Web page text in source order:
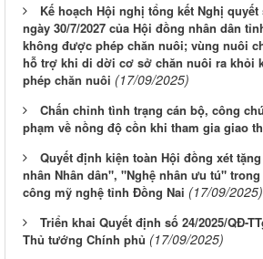
Kế hoạch Hội nghị tổng kết Nghị quyết
ngày 30/7/2027 của Hội đồng nhân dân
không được phép chăn nuôi; vùng nuôi
hỗ trợ khi di dời cơ sở chăn nuôi ra khỏi
phép chăn nuôi (17/09/2025)
Chấn chỉnh tình trạng cán bộ, công
phạm về nồng độ cồn khi tham gia giao
Quyết định kiện toàn Hội đồng xét
nhân Nhân dân", "Nghệ nhân ưu tú"
công mỹ nghệ tỉnh Đồng Nai (17/09/2025)
Triển khai Quyết định số 24/2025/QĐ-
Thủ tướng Chính phủ (17/09/2025)